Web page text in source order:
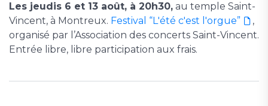
Les jeudis 6 et 13 août, à 20h30, au temple Saint-
Vincent, à Montreux. Festival “L'été c'est l'orgue”
,
organisé par l’Association des concerts Saint-Vincent.
Entrée libre, libre participation aux frais.